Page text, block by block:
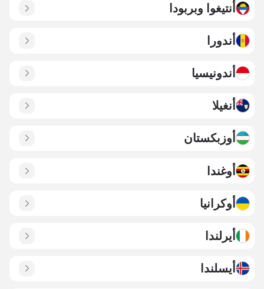
أنتيغوا وبربودا
أندورا
أندونيسيا
أنغيلا
أوزبكستان
أوغندا
أوكرانيا
أيرلندا
أيسلندا